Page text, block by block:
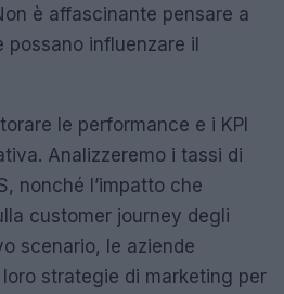
è affascinante pensare a
possano influenzare il
le performance e i KPI
Analizzeremo i tassi di
nonché l’impatto che
customer journey degli
scenario, le aziende
strategie di marketing per